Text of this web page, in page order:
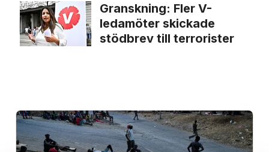
Granskning: Fler V-
ledamöter skickade
stödbrev till terrorister